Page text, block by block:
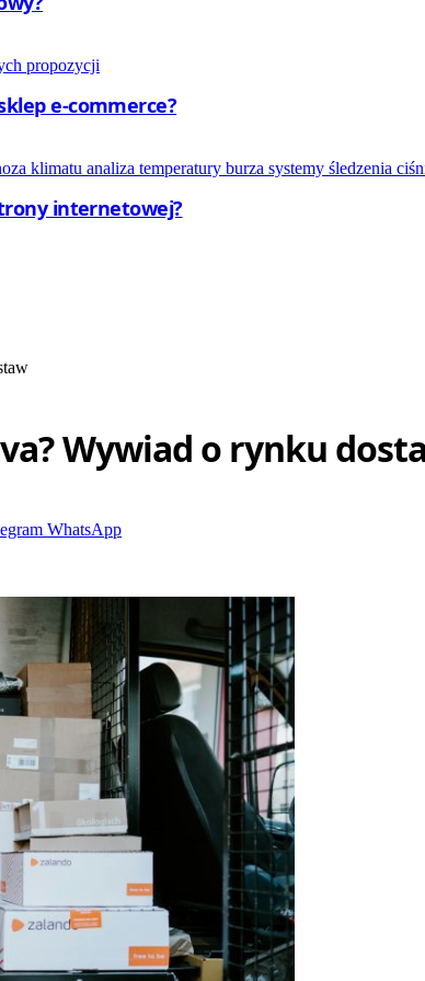
e-commerce?
internetowej?
Wywiad o rynku
WhatsApp